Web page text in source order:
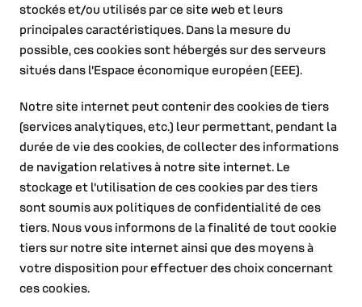
stockés et/ou utilisés par ce site web et leurs
principales caractéristiques. Dans la mesure du
possible, ces cookies sont hébergés sur des serveurs
situés dans l'Espace économique européen (EEE).
Notre site internet peut contenir des cookies de tiers
(services analytiques, etc.) leur permettant, pendant la
durée de vie des cookies, de collecter des informations
de navigation relatives à notre site internet. Le
stockage et l'utilisation de ces cookies par des tiers
sont soumis aux politiques de confidentialité de ces
tiers. Nous vous informons de la finalité de tout cookie
tiers sur notre site internet ainsi que des moyens à
votre disposition pour effectuer des choix concernant
ces cookies.